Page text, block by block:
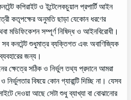
কপিরাইট ও ইন্টেলেকচুয়াল প্রপার্টি আইন
কতৃপক্ষের অনুমতি ছাড়া যেকোন ধরণের
মডিফিকেশন সম্পূর্ণ নিষিদ্ধ ও আইনবিরোধী।
কনটেন্ট শুধুমাত্র ব্যক্তিগত এবং অবাণিজ্যিক
জন্য।
ক্ষেত্রে সঠিক ও নির্ভুল তথ্য প্রদানে আমরা
বিষয়ে কোন গ্যারান্টি দিচ্ছি না। যেসব
দেওয়া আছে সেটা শুধু ব্যাখ্যা বা বোঝানোর